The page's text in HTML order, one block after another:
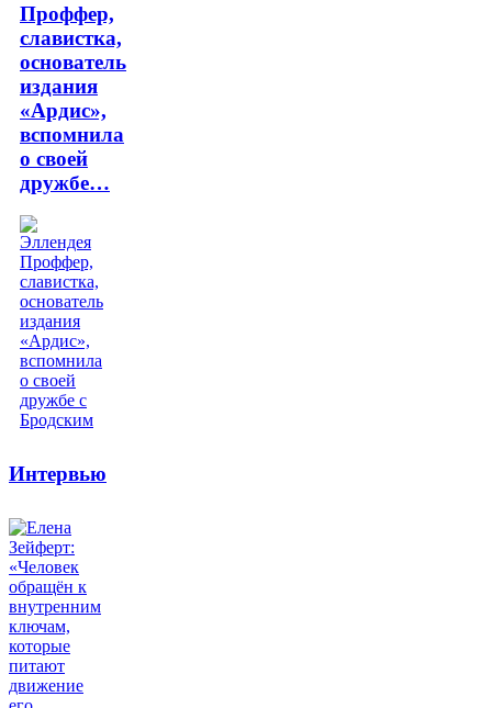
Проффер,
славистка,
основатель
издания
«Ардис»,
вспомнила
о своей
дружбе…
Интервью